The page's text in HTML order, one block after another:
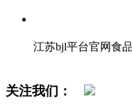
江苏bjl平台官网食
关注我们：